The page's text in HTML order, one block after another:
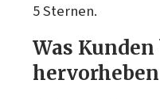
5 Sternen.
Was
hervorheben